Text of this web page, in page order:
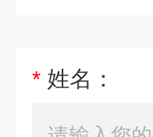
* 姓名：